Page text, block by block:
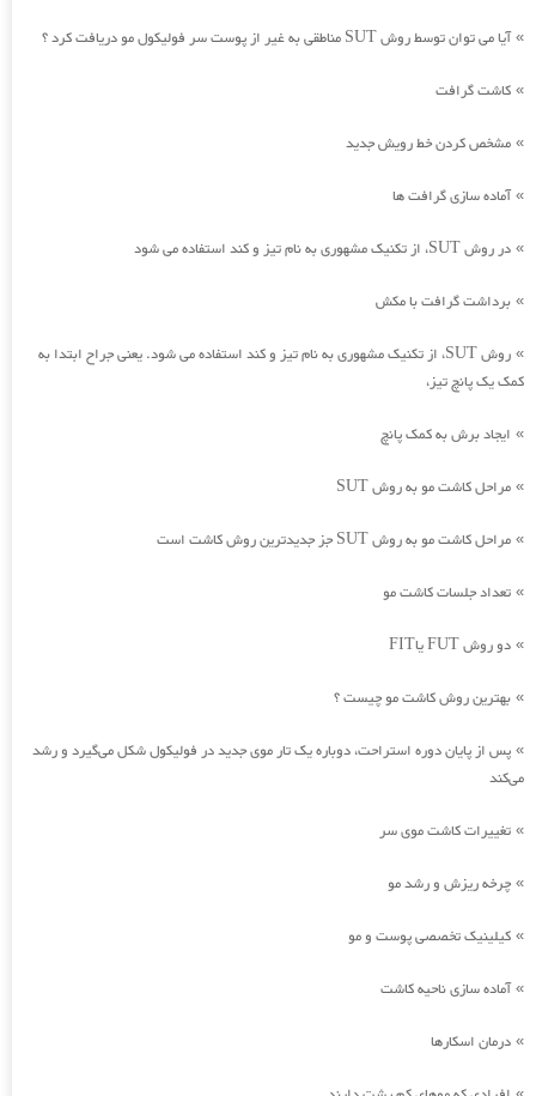
»آیا می توان توسط روش SUT مناطقی به غیر از پوست سر فولیکول مو دریافت کرد ؟
» کاشت گرافت
» مشخص کردن خط رویش جدید
»آماده سازی گرافت ها
» در روش SUT، از تکنیک مشهوری به نام تیز و کند استفاده می شود
» برداشت گرافت با مکش
»
روش SUT، از تکنیک مشهوری به نام تیز و کند استفاده می شود. یعنی جراح ابتدا به
کمک یک پانچ تیز،
» ایجاد برش به کمک پانچ
» مراحل کاشت مو به روش SUT
» مراحل کاشت مو به روش SUT جز جدیدترین روش کاشت است
» تعداد جلسات کاشت مو
» دو روش FUT یاFIT
» بهترین روش کاشت مو چیست ؟
» پس از پایان دوره استراحت، دوباره یک تار موی جدید در فولیکول شکل می‌گیرد و رشد
می‌کند
» تغییرات کاشت موی سر
» چرخه ریزش و رشد مو
» کیلینیک تخصصی پوست و مو
»آماده سازی ناحیه کاشت
» درمان اسکارها